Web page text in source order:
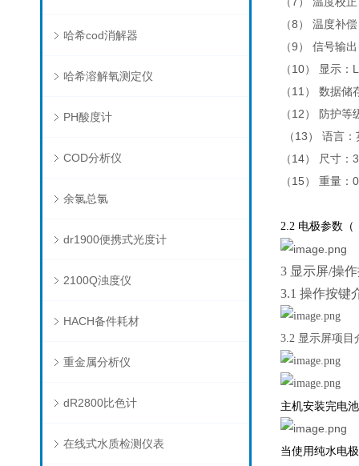
哈希cod消解器
哈希溶解氧测定仪
PH酸度计
COD分析仪
余氯总氯
dr1900便携式光度计
2100Q浊度仪
HACH备件耗材
重金属分析仪
dR2800比色计
在线式水质检测仪表
（8） 温度补
（9） 信号输
（10） 显示
（11） 数据
（12） 防护
（13） 语言
（14） 尺寸
（15） 重量：
2.2 电极参数 （
3 显示屏/操
3.1 操作按键
3.2 显示屏项目
主机安装完电
当使用纯水电